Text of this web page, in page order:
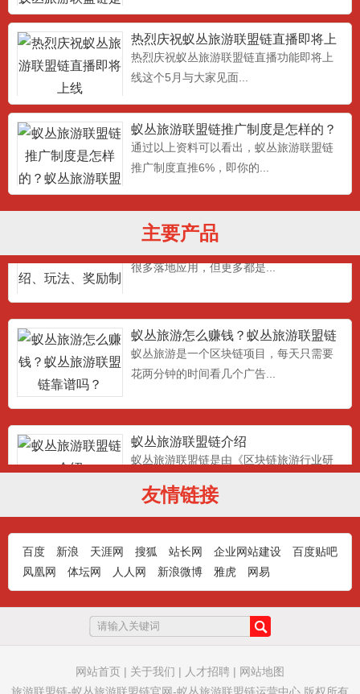
热烈庆祝蚁丛旅游联盟链直播即将上
线
热烈庆祝蚁丛旅游联盟链直播功能即将上
线这个5月与大家见面...
蚁丛旅游联盟链推广制度是怎样的？​
蚁丛旅游联盟链推广奖励说
通过以上资料可以看出，蚁丛旅游联盟链
推广制度直推6%，即你的...
主要产品
蚁丛APP蚁聊蚁丛直播蚁丛联盟链安
卓下载地址
最新蚁丛旅游旅游联盟链下载地址：,蚁丛
旅游APP蚁丛直播蚁丛...
蚁丛旅游是什么？蚁丛旅游介绍、玩
法、奖励制度！！！
蚁丛旅游与其他行业的差异化，现在也有
很多落地应用，但更多都是...
蚁丛旅游怎么赚钱？蚁丛旅游联盟链
靠谱吗？
蚁丛旅游是一个区块链项目，每天只需要
花两分钟的时间看几个广告...
蚁丛旅游联盟链介绍
蚁丛旅游联盟链是由《区块链旅游行业研
究中心》发起，倾力打造的...
蚁丛旅游门票积分用途介绍
蚁丛旅游门票积分的用途:兑换飞机票，高
铁票，火车票，充话费，...
蚁从旅游新人注册操作步骤任务流程
蚁丛旅游怎么做：蚁从旅游新人注册操作
步骤任务流程，首先扫上面...
友情链接
百度 新浪 天涯网 搜狐 站长网 企业网站建设
百度贴吧
凤凰网
体坛网 人人网 新浪微博 雅虎 网易
网站首页 | 关于我们 | 人才招聘 | 网站地图